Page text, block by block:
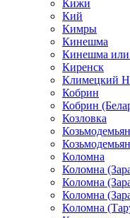
Кижи
Кий
Кимры
Кинешма
Кинешма
Киренск
Климецкий
Кобрин
Кобрин
Козловка
Коломна
Коломна
Коломна
Коломна
Коломна